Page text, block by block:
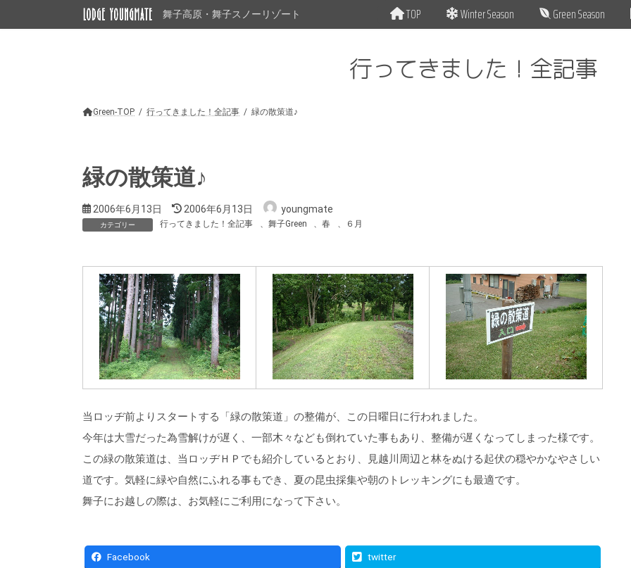
テ
ゲ
舞子高原・舞子スノーリゾート TOP Winter Season Green Season
行ってきました！全記事
Green-TOP 行ってきました！全記事 緑の散策道♪
緑の散策道♪
2006年6月13日
最
終
更
時
:
2006年6月13日 youngmate
カテゴリー 行ってきました！全記事 舞子Green 、春 ６月
当ロッヂ前よりスタートする「緑の散策道」の整備が、この日曜日に行われました。
今年は大雪だった為雪解けが遅く、一部木々なども倒れていた事もあり、整備が遅くなってしまった様です。
この緑の散策道は、当ロッヂＨＰでも紹介しているとおり、見越川周辺と林をぬける起伏の穏やかなやさしい
道です。気軽に緑や自然にふれる事もでき、夏の昆虫採集や朝のトレッキングにも最適です。
舞子にお越しの際は、お気軽にご利用になって下さい。
Facebook twitter